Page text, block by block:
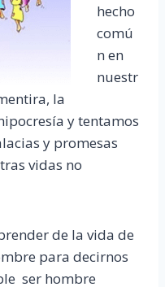
hecho
comú
n en
nuestr
la
y tentamos
y promesas
vidas no
de la vida de
para decirnos
ser hombre